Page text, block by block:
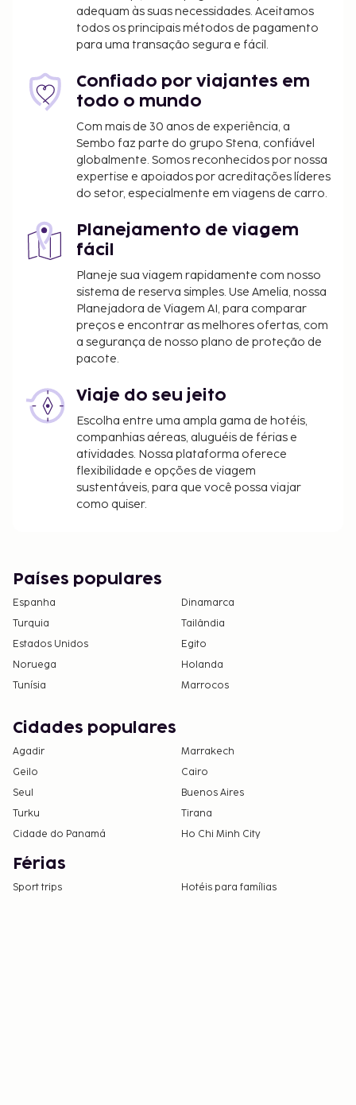
adequam às suas necessidades. Aceitamos
todos os principais métodos de pagamento
para uma transação segura e fácil.
Confiado por viajantes em
todo o mundo
Com mais de 30 anos de experiência, a
Sembo faz parte do grupo Stena, confiável
globalmente. Somos reconhecidos por nossa
expertise e apoiados por acreditações líderes
do setor, especialmente em viagens de carro.
Planejamento de viagem
fácil
Planeje sua viagem rapidamente com nosso
sistema de reserva simples. Use Amelia, nossa
Planejadora de Viagem AI, para comparar
preços e encontrar as melhores ofertas, com
a segurança de nosso plano de proteção de
pacote.
Viaje do seu jeito
Escolha entre uma ampla gama de hotéis,
companhias aéreas, aluguéis de férias e
atividades. Nossa plataforma oferece
flexibilidade e opções de viagem
sustentáveis, para que você possa viajar
como quiser.
Países populares
Espanha
Dinamarca
Turquia
Tailândia
Estados Unidos
Egito
Noruega
Holanda
Tunísia
Marrocos
Cidades populares
Agadir
Marrakech
Geilo
Cairo
Seul
Buenos Aires
Turku
Tirana
Cidade do Panamá
Ho Chi Minh City
Férias
Sport trips Hotéis para famílias